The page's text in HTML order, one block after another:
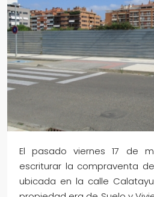
El pasado viernes 17 de
escriturar la compraventa de
ubicada en la calle